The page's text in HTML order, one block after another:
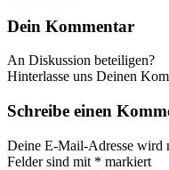
Dein Kommentar
An Diskussion beteiligen?
Hinterlasse uns Deinen
Schreibe einen
Deine E-Mail-Adresse wird
Felder sind mit * markiert